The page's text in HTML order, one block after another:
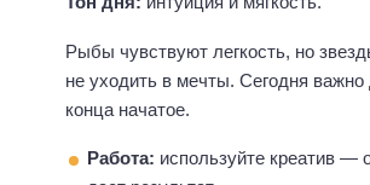
Рыбы чувствуют легкость, но
не уходить в мечты. Сегодня важно
конца начатое.
Работа: используйте креатив —